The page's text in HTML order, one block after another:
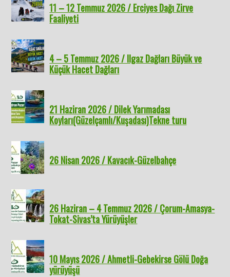
11 – 12 Temmuz 2026 / Erciyes Dağı Zirve
Faaliyeti
4 – 5 Temmuz 2026 / Ilgaz Dağları Büyük ve
Küçük Hacet Dağları
21 Haziran 2026 / Dilek Yarımadası
Koyları(Güzelçamlı/Kuşadası)Tekne turu
26 Nisan 2026 / Kavacık-Güzelbahçe
26 Haziran – 4 Temmuz 2026 / Çorum-Amasya-
Tokat-Sivas’ta Yürüyüşler
10 Mayıs 2026 / Ahmetli-Gebekirse Gölü Doğa
yürüyüşü